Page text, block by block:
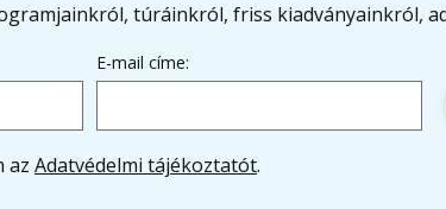
túráinkról, friss kiadványainkról,
E-mail címe:
az Adatvédelmi tájékoztatót.